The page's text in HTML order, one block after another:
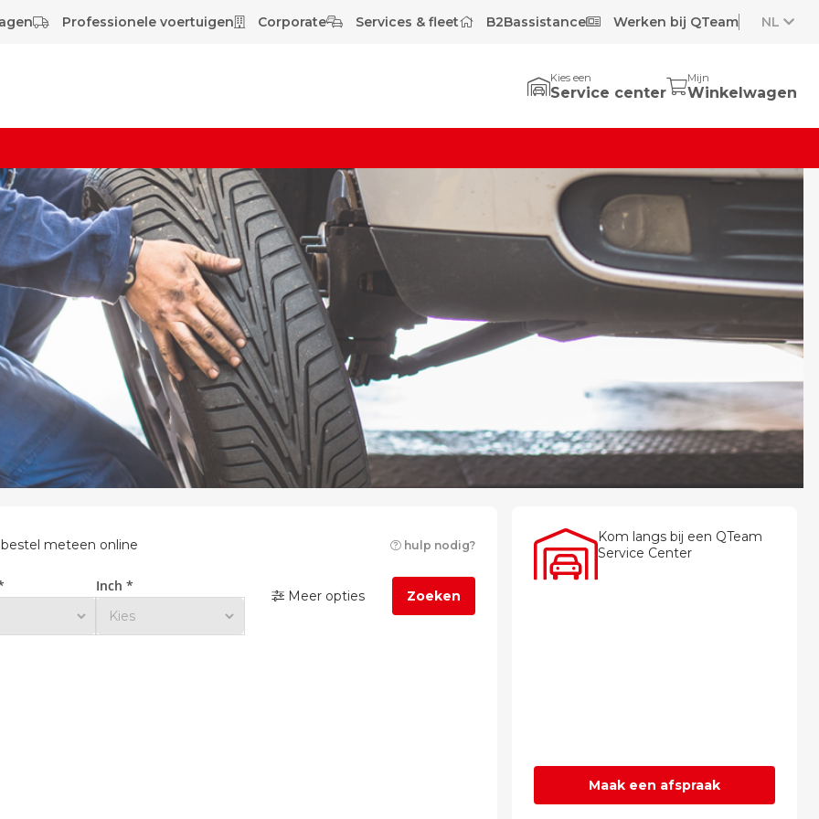
Professionele voertuigen Corporate Services & fleet B2Bassistance Werken bij QTeam NL
Kies een
Service center
Mijn
Winkelwagen
meteen online hulp nodig?
Inch *
Meer opties Zoeken
Kom langs bij een QTeam
Service Center
Maak een afspraak